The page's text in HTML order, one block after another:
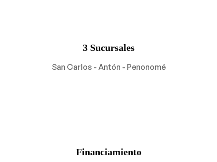
3 Sucursales
San Carlos - Antón - Penonomé
Financiamiento